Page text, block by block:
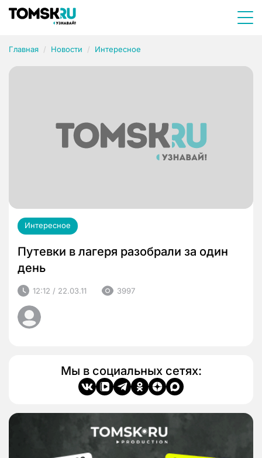
Главная Новости Интересное
Интересное
Путевки в лагеря разобрали за один
день
12:12 / 22.03.11 3997
Мы в социальных сетях: